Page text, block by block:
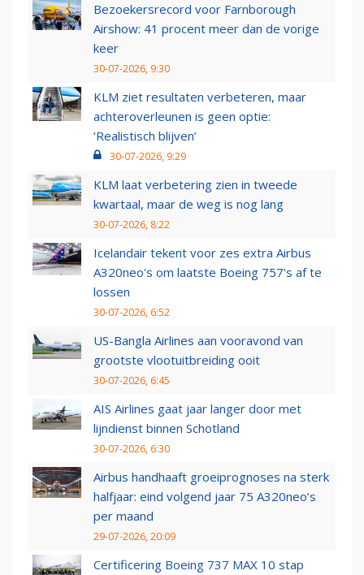
Bezoekersrecord voor Farnborough
Airshow: 41 procent meer dan de vorige
keer
30-07-2026, 9:30
KLM ziet resultaten verbeteren, maar
achteroverleunen is geen optie:
‘Realistisch blijven’
30-07-2026, 9:29
KLM laat verbetering zien in tweede
kwartaal, maar de weg is nog lang
30-07-2026, 8:22
Icelandair tekent voor zes extra Airbus
A320neo's om laatste Boeing 757's af te
lossen
30-07-2026, 6:52
US-Bangla Airlines aan vooravond van
grootste vlootuitbreiding ooit
30-07-2026, 6:45
AIS Airlines gaat jaar langer door met
lijndienst binnen Schotland
30-07-2026, 6:30
Airbus handhaaft groeiprognoses na sterk
halfjaar: eind volgend jaar 75 A320neo’s
per maand
29-07-2026, 20:09
Certificering Boeing 737 MAX 10 stap